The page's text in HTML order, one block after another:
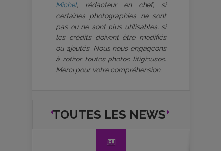
Michel, rédacteur en chef, si
certaines photographies ne sont
pas ou ne sont plus utilisables, si
les crédits doivent être modifiés
ou ajoutés. Nous nous engageons
à retirer toutes photos litigieuses.
Merci pour votre compréhension.
TOUTES LES NEWS